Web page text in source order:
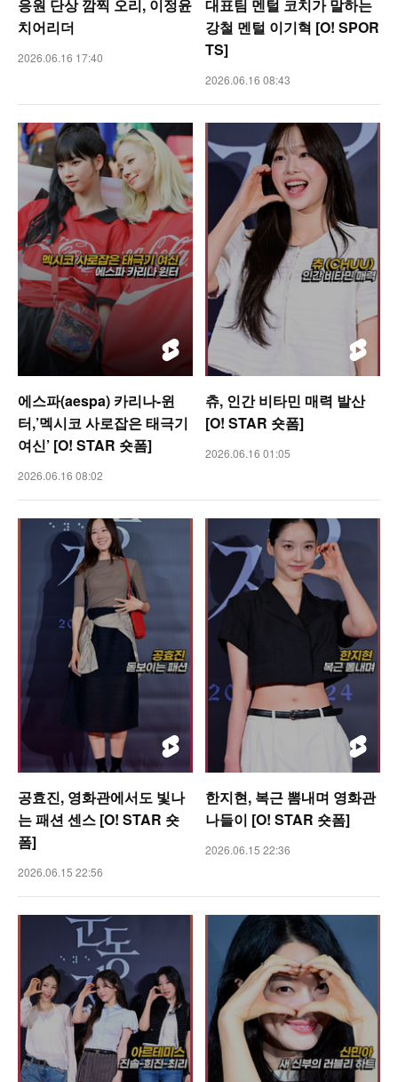
응원 단상 깜찍 오리, 이정윤
치어리더
2026.06.16 17:40
대표팀 멘털 코치가 말하는
강철 멘털 이기혁 [O! SPOR
TS]
2026.06.16 08:43
에스파(aespa) 카리나-윈
터,’멕시코 사로잡은 태극기
여신’ [O! STAR 숏폼]
2026.06.16 08:02
츄, 인간 비타민 매력 발산
[O! STAR 숏폼]
2026.06.16 01:05
공효진, 영화관에서도 빛나
는 패션 센스 [O! STAR 숏
폼]
2026.06.15 22:56
한지현, 복근 뽐내며 영화관
나들이 [O! STAR 숏폼]
2026.06.15 22:36